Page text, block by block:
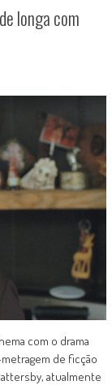
longa com
com o drama
de ficção
atualmente